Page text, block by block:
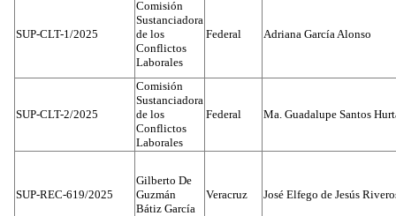
SUP-CLT-1/2025
Comisión
Sustanciadora
de los
Conflictos
Laborales
Federal Adriana García Alonso
SUP-CLT-2/2025
Comisión
Sustanciadora
de los
Conflictos
Laborales
Federal Ma. Guadalupe Santos
SUP-REC-619/2025
Gilberto De
Guzmán
Bátiz García
Veracruz José Elfego de Jesús